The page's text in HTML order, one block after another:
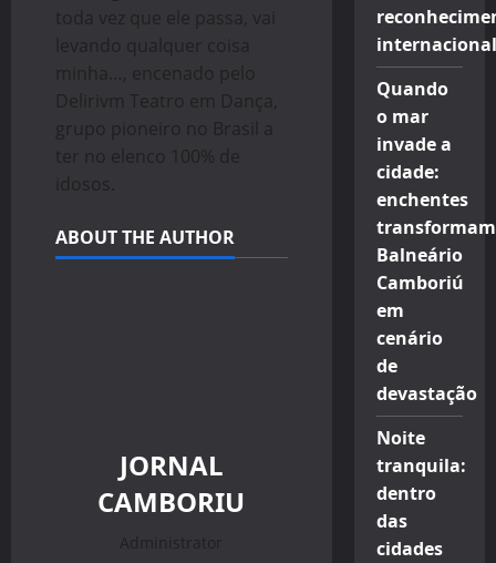
toda vez que ele passa, vai
levando qualquer coisa
minha…, encenado pelo
Delirivm Teatro em Dança,
grupo pioneiro no Brasil a
ter no elenco 100% de
idosos.
ABOUT THE AUTHOR
JORNAL
CAMBORIU
Administrator
internacional
Quando
o mar
invade a
cidade:
enchentes
transformam
Balneário
Camboriú
em
cenário
de
devastação
Noite
tranquila:
dentro
das
cidades